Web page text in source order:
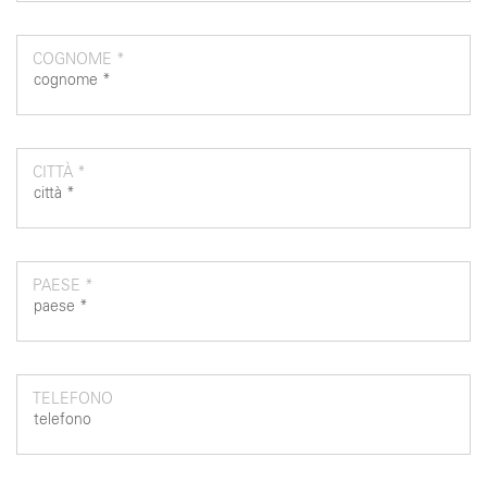
COGNOME *
CITTÀ *
PAESE *
TELEFONO